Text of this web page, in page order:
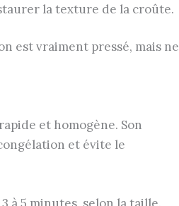
la texture de la croûte.
est vraiment pressé, mais ne
et homogène. Son
et évite le